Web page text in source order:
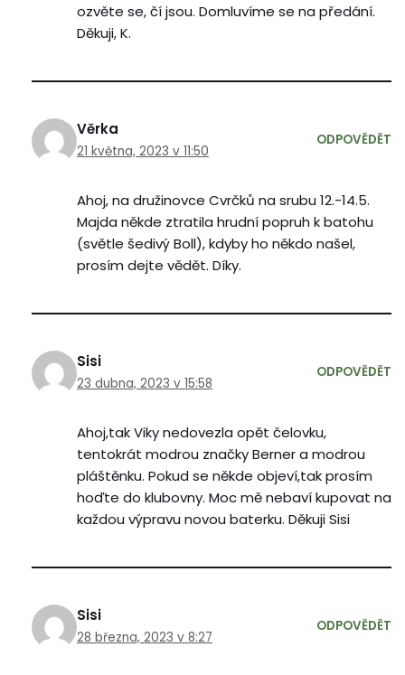
ozvěte se, čí jsou. Domluvíme se na předání.
Děkuji, K.
Věrka
21 května, 2023 v 11:50
ODPOVĚDĚT
Ahoj, na družinovce Cvrčků na srubu 12.-14.5.
Majda někde ztratila hrudní popruh k batohu
(světle šedivý Boll), kdyby ho někdo našel,
prosím dejte vědět. Díky.
Sisi
23 dubna, 2023 v 15:58
ODPOVĚDĚT
Ahoj,tak Viky nedovezla opět čelovku,
tentokrát modrou značky Berner a modrou
pláštěnku. Pokud se někde objeví,tak prosím
hoďte do klubovny. Moc mě nebaví kupovat na
každou výpravu novou baterku. Děkuji Sisi
Sisi
28 března, 2023 v 8:27
ODPOVĚDĚT